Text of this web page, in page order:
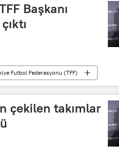
Başkanı
Futbol Federasyonu (TFF)
çekilen takımlar